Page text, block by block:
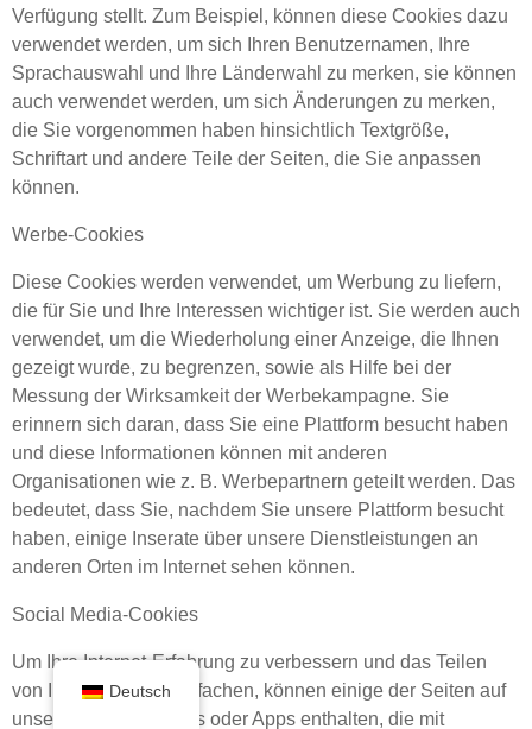
Verfügung stellt. Zum Beispiel, können diese Cookies dazu
verwendet werden, um sich Ihren Benutzernamen, Ihre
Sprachauswahl und Ihre Länderwahl zu merken, sie können
auch verwendet werden, um sich Änderungen zu merken,
die Sie vorgenommen haben hinsichtlich Textgröße,
Schriftart und andere Teile der Seiten, die Sie anpassen
können.
Werbe-Cookies
Diese Cookies werden verwendet, um Werbung zu liefern,
die für Sie und Ihre Interessen wichtiger ist. Sie werden auch
verwendet, um die Wiederholung einer Anzeige, die Ihnen
gezeigt wurde, zu begrenzen, sowie als Hilfe bei der
Messung der Wirksamkeit der Werbekampagne. Sie
erinnern sich daran, dass Sie eine Plattform besucht haben
und diese Informationen können mit anderen
Organisationen wie z. B. Werbepartnern geteilt werden. Das
bedeutet, dass Sie, nachdem Sie unsere Plattform besucht
haben, einige Inserate über unsere Dienstleistungen an
anderen Orten im Internet sehen können.
Social Media-Cookies
Um Ihre Internet-Erfahrung zu verbessern und das Teilen
von Inhalten zu vereinfachen, können einige der Seiten auf
unserer Plattform Tools oder Apps enthalten, die mit
Deutsch